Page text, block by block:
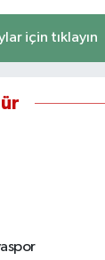
için tıklayın